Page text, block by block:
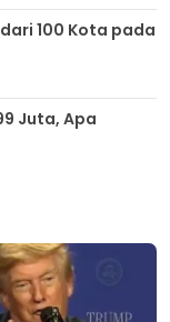
100 Kota pada
Juta, Apa